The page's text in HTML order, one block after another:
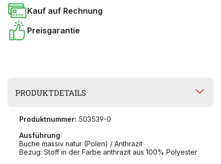
Kauf auf Rechnung
Preisgarantie
PRODUKTDETAILS
Produktnummer: 503539-0
Ausführung
Buche massiv natur (Polen) / Anthrazit
Bezug: Stoff in der Farbe anthrazit aus 100% Polyester